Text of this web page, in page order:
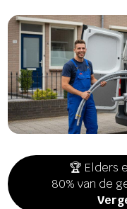
🏆 Elders
80% van de